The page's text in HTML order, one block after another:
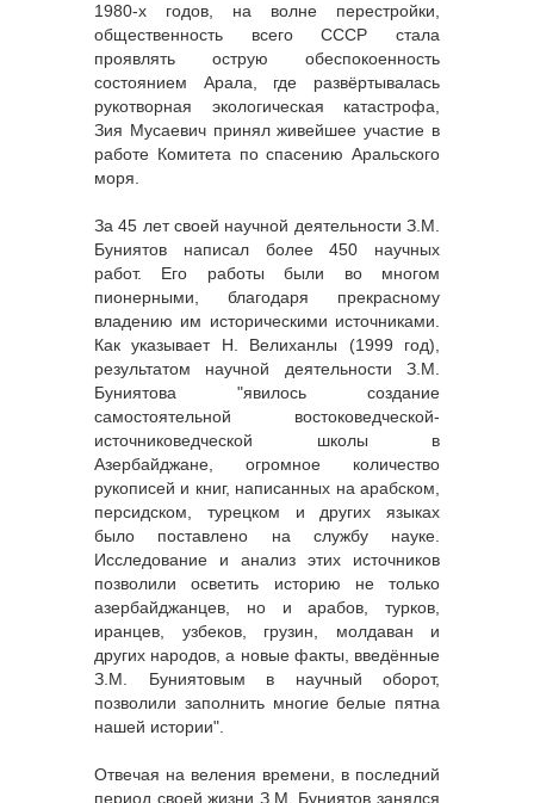
1980-х годов, на волне перестройки,
общественность всего СССР стала
проявлять острую обеспокоенность
состоянием Арала, где развёртывалась
рукотворная экологическая катастрофа,
Зия Мусаевич принял живейшее участие в
работе Комитета по спасению Аральского
моря.
За 45 лет своей научной деятельности З.М.
Буниятов написал более 450 научных
работ. Его работы были во многом
пионерными, благодаря прекрасному
владению им историческими источниками.
Как указывает Н. Велиханлы (1999 год),
результатом научной деятельности З.М.
Буниятова "явилось создание
самостоятельной востоковедческой-
источниковедческой школы в
Азербайджане, огромное количество
рукописей и книг, написанных на арабском,
персидском, турецком и других языках
было поставлено на службу науке.
Исследование и анализ этих источников
позволили осветить историю не только
азербайджанцев, но и арабов, турков,
иранцев, узбеков, грузин, молдаван и
других народов, а новые факты, введённые
З.М. Буниятовым в научный оборот,
позволили заполнить многие белые пятна
нашей истории".
Отвечая на веления времени, в последний
период своей жизни З.М. Буниятов занялся